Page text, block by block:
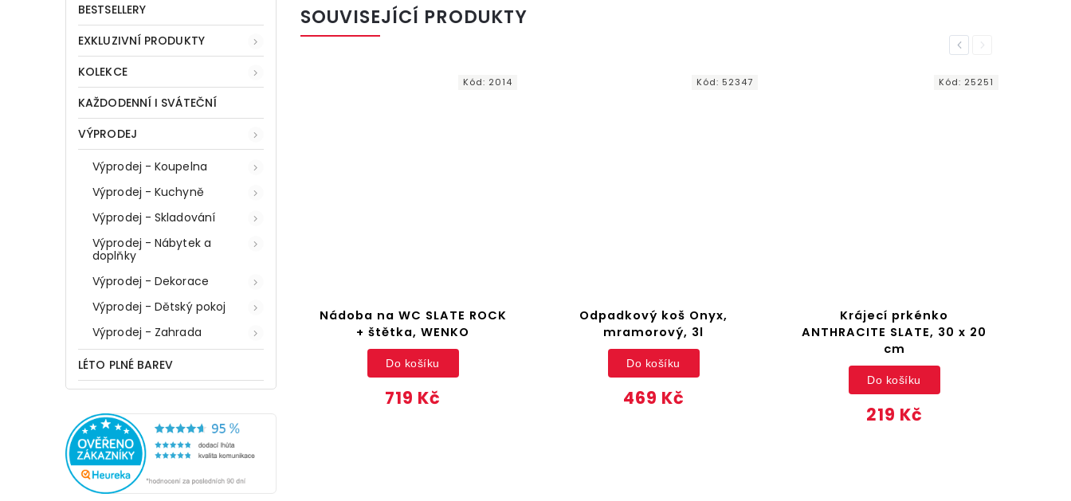
BESTSELLERY
EXKLUZIVNÍ PRODUKTY
KOLEKCE
KAŽDODENNÍ I SVÁTEČNÍ
VÝPRODEJ
Výprodej - Koupelna
Výprodej - Kuchyně
Výprodej - Skladování
Výprodej - Nábytek a
doplňky
Výprodej - Dekorace
Výprodej - Dětský pokoj
Výprodej - Zahrada
LÉTO PLNÉ BAREV
SOUVISEJÍCÍ PRODUKTY
Previous
Nádobka na zubní kartáčky
SLATE ROCK, WENKO
Do košíku
Nádoba na WC SLATE ROCK
+ štětka, WENKO
719 Kč
Do košíku
Kód: 2014
Odpadkový koš Onyx,
mramorový, 3l
469 Kč
Do košíku
Kód: 52347
Krájecí prkénko
ANTHRACITE SLATE, 30 x 20
cm
219 Kč
Do košíku
Kód: 25251
Next